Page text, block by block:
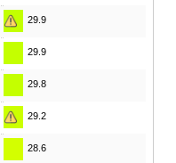
29.9
29.9
29.8
29.2
28.6